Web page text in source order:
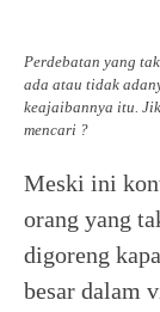
Perdebatan yang
ada atau tidak
keajaibannya itu.
mencari ?
Meski ini
orang yang
digoreng
besar dalam